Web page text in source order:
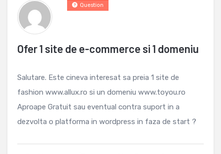
Ofer 1 site de e-commerce si 1 domeniu
Question
Salutare. Este cineva interesat sa preia 1 site de
fashion www.allux.ro si un domeniu www.toyou.ro
Aproape Gratuit sau eventual contra suport in a
dezvolta o platforma in wordpress in faza de start ?